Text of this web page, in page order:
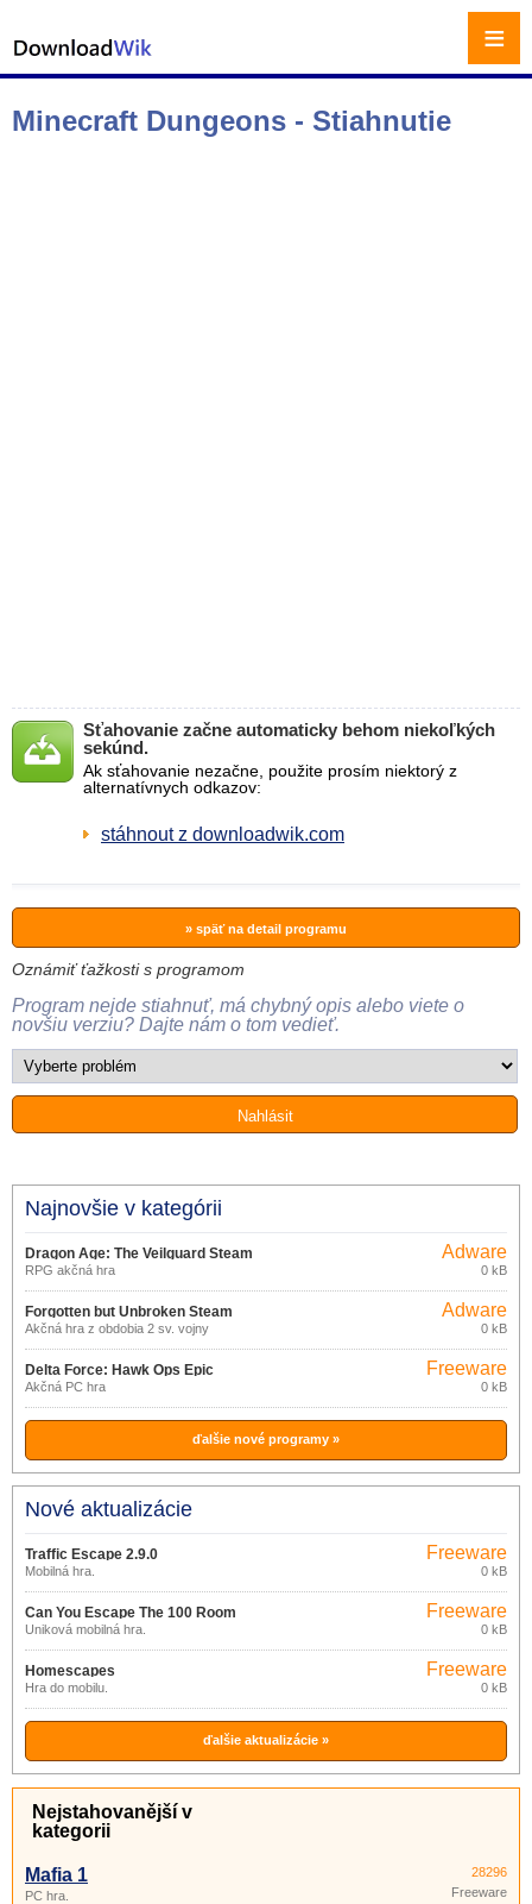
Minecraft Dungeons - Stiahnutie
Sťahovanie začne automaticky behom niekoľkých
sekúnd.
Ak sťahovanie nezačne, použite prosím niektorý z
alternatívnych odkazov:
stáhnout z downloadwik.com
» späť na detail programu
Oznámiť ťažkosti s programom
Program nejde stiahnuť, má chybný opis alebo viete o
novšiu verziu? Dajte nám o tom vedieť.
Najnovšie v kategórii
Dragon Age: The Veilguard Steam
RPG akčná hra
Adware
0 kB
Forgotten but Unbroken Steam
Akčná hra z obdobia 2 sv. vojny
Adware
0 kB
Delta Force: Hawk Ops Epic
Games Store
Akčná PC hra
Freeware
0 kB
ďalšie nové programy »
Nové aktualizácie
Traffic Escape 2.9.0
Mobilná hra.
Freeware
0 kB
Can You Escape The 100 Room
Úniková mobilná hra.
Freeware
0 kB
Homescapes
Hra do mobilu.
Freeware
0 kB
ďalšie aktualizácie »
Nejstahovanější v
kategorii
Mafia 1
PC hra.
28296
Freeware
≡